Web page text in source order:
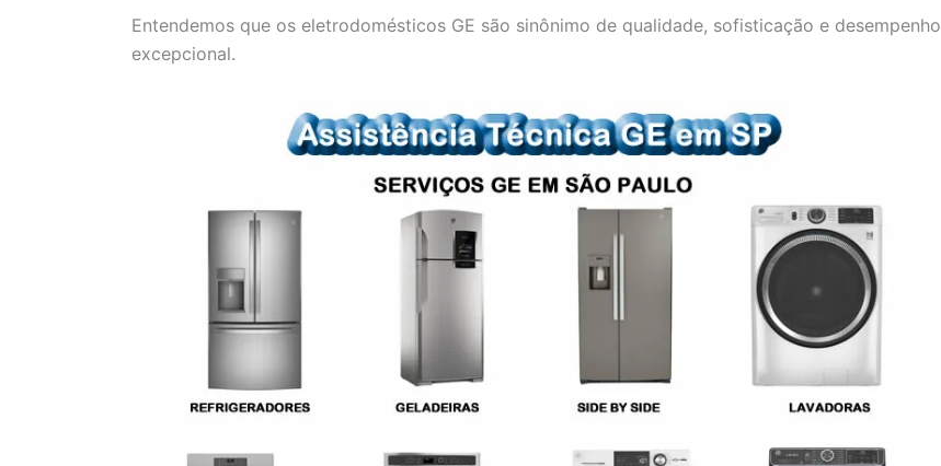
Entendemos que os eletrodomésticos GE são sinônimo de qualidade, sofisticação e desempenho
excepcional.